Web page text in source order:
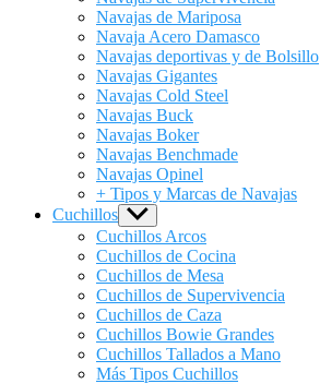
Navajas de Mariposa
Navaja Acero Damasco
Navajas deportivas y de Bolsillo
Navajas Gigantes
Navajas Cold Steel
Navajas Buck
Navajas Boker
Navajas Benchmade
Navajas Opinel
+ Tipos y Marcas de Navajas
Cuchillos Show
sub
menu
Cuchillos Arcos
Cuchillos de Cocina
Cuchillos de Mesa
Cuchillos de Supervivencia
Cuchillos de Caza
Cuchillos Bowie Grandes
Cuchillos Tallados a Mano
Más Tipos Cuchillos